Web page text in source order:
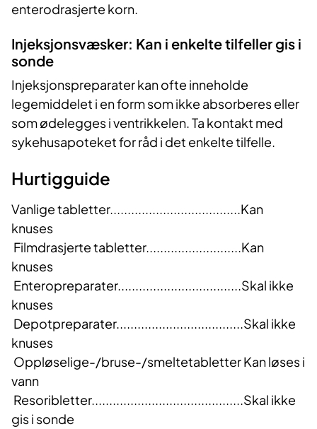
enterodrasjerte korn.
Injeksjonsvæsker: Kan i enkelte tilfeller gis i
sonde
Injeksjonspreparater kan ofte inneholde
legemiddelet i en form som ikke absorberes eller
som ødelegges i ventrikkelen. Ta kontakt med
sykehusapoteket for råd i det enkelte tilfelle.
Hurtigguide
Vanlige tabletter.....................................Kan
knuses
Filmdrasjerte tabletter...........................Kan
knuses
Enteropreparater...................................Skal ikke
knuses
Depotpreparater....................................Skal ikke
knuses
Oppløselige-/bruse-/smeltetabletter Kan løses i
vann
Resoribletter...........................................Skal ikke
gis i sonde